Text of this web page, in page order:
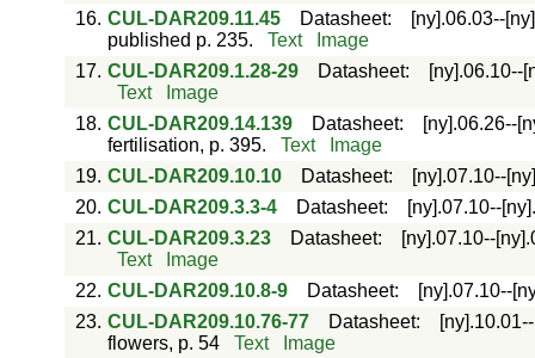
16. CUL-DAR209.11.45 Datasheet:
[ny].06.03--
published p. 235.
Text
Image
17. CUL-DAR209.1.28-29 Datasheet:
[ny].06.10--
Text
Image
18. CUL-DAR209.14.139 Datasheet:
[ny].06.26--
fertilisation, p. 395.
Text
Image
19. CUL-DAR209.10.10 Datasheet:
[ny].07.10--
20. CUL-DAR209.3.3-4 Datasheet:
[ny].07.10--
21. CUL-DAR209.3.23 Datasheet:
[ny].07.10--
Text
Image
22. CUL-DAR209.10.8-9 Datasheet:
[ny].07.10--
23. CUL-DAR209.10.76-77 Datasheet:
flowers, p. 54
Text
Image